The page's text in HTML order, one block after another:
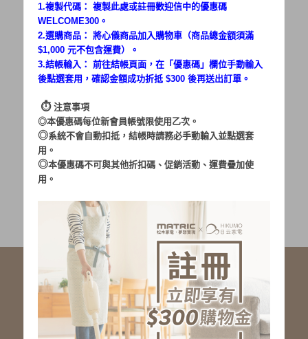
帳號：
密碼：
社群服務連結
線上客服 LINE 歡迎加入 <LINE ID: @matric.jp>
線上客服 Facebook 歡迎加入
1.複製代碼： 複製此處或註冊歡迎信中的優惠碼
WELCOME300。
2.選購商品： 將心儀商品加入購物車（商品總金額須滿
$1,000 元不包含運費）。
3.結帳輸入： 前往結帳頁面，在「優惠碼 」欄位手動輸入
後點選套用，確認金額成功折抵 $300 後再送出訂單。
⏱︎ 注意事項
◎本優惠碼每位新會員帳號限使用乙次。
◎系統不會自動扣抵，結帳時請務必手動輸入並點選套
用。
◎本優惠碼不可與其他折扣碼、促銷活動、運費疊加使
用。